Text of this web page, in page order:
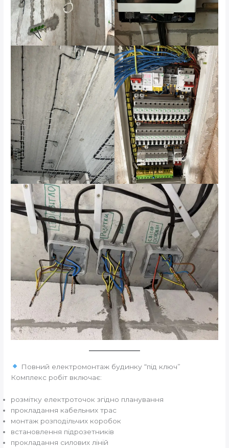
Повний електромонтаж будинку “під ключ”
Комплекс робіт включає:
розмітку електроточок згідно планування
прокладання кабельних трас
монтаж розподільчих коробок
встановлення підрозетників
прокладання силових ліній